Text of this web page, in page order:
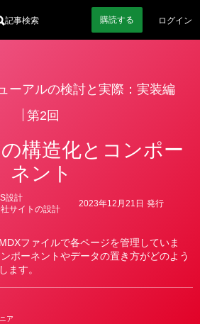
記事検索 購読する ログイン
ーアルの検討と実際：実装編
第2回
構造化とコンポー
ネント
ファイルで各ページを管理していま
ポーネントやデータの置き方がどのよう
ます。
設計
サイトの設計
2023年12月21日 発行
ア